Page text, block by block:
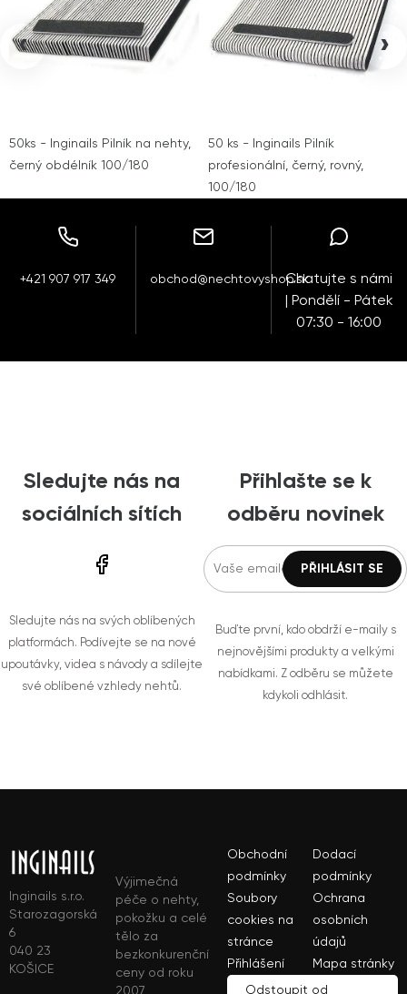
50ks - Inginails Pilník na nehty,
černý obdélník 100/180
50 ks - Inginails Pilník
profesionální, černý, rovný,
100/180
‹ ›
+421 907 917 349 obchod@nechtovyshop.skChatujte s námi
| Pondělí - Pátek
07:30 - 16:00
Sledujte nás na
sociálních sítích
Sledujte nás na svých oblíbených
platformách. Podívejte se na nové
upoutávky, videa s návody a sdílejte
své oblíbené vzhledy nehtů.
Přihlašte se k
odběru novinek
Buďte první, kdo obdrží e-maily s
nejnovějšími produkty a velkými
nabídkami. Z odběru se můžete
kdykoli odhlásit.
Inginails s.r.o.
Starozagorská
6
040 23
KOŠICE
Výjimečná
péče o nehty,
pokožku a celé
tělo za
bezkonkurenční
ceny od roku
2007
Obchodní
podmínky
Dodací
podmínky
Soubory
cookies na
stránce
Ochrana
osobních
údajů
Přihlášení
Mapa stránky
Odstoupit od